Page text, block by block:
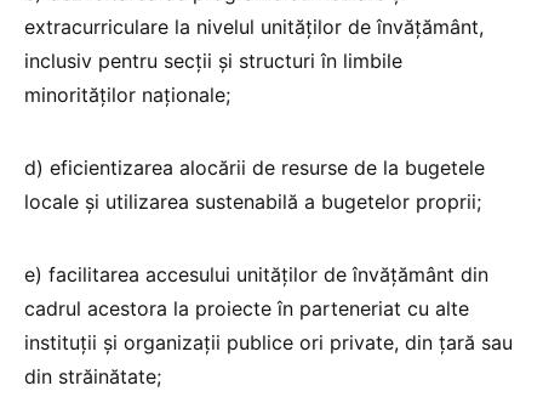
extracurriculare la nivelul unităţilor de învăţământ,
inclusiv pentru secţii şi structuri în limbile
minorităţilor naţionale;
d) eficientizarea alocării de resurse de la bugetele
locale şi utilizarea sustenabilă a bugetelor proprii;
e) facilitarea accesului unităţilor de învăţământ din
cadrul acestora la proiecte în parteneriat cu alte
instituţii şi organizaţii publice ori private, din ţară sau
din străinătate;